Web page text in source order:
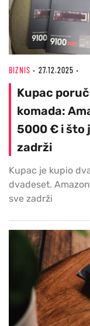
BIZNIS 27.12.2025
Kupac
komada:
5000 € i što
zadrži
Kupac je kupio
dvadeset.
sve zadrži